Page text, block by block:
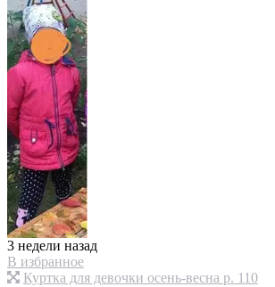
3 недели назад
В избранное
Куртка для девочки осень-весна р. 110